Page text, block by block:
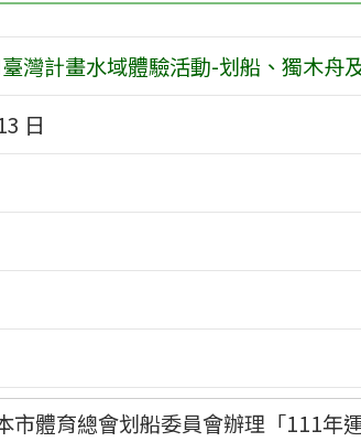
臺灣計畫水域體驗活動-划船、獨木舟
日
市體育總會划船委員會辦理「111年